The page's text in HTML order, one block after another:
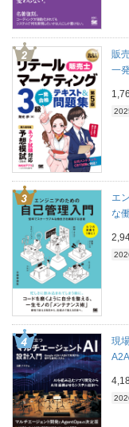
販
一
エ
な
現